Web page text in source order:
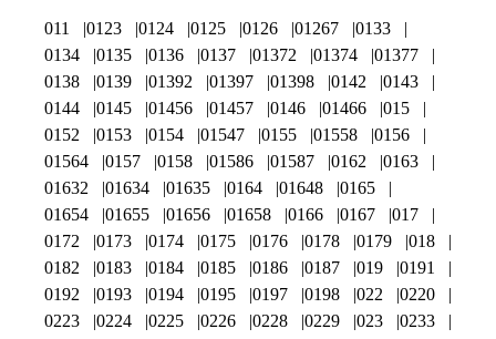
011 0123 0124 0125 0126 01267
0133
0134
0135 0136 0137 01372 01374
01377
0138
0139 01392 01397 01398 0142
0143
0144
0145 01456 01457 0146 01466
015
0152
0153 0154 01547 0155 01558
0156
01564
0157 0158 01586 01587 0162
0163
01632
01634 01635 0164 01648
0165
01654
01655 01656 01658 0166 0167
017
0172
0173 0174 0175 0176 0178 0179
018
0182
0183 0184 0185 0186 0187 019
0191
0192
0193 0194 0195 0197 0198 022
0220
0223
0224 0225 0226 0228 0229 023
0233